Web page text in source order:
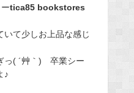
tica85 bookstores
いて少しお上品な感じ
っ( ´艸｀) 卒業シー
♪